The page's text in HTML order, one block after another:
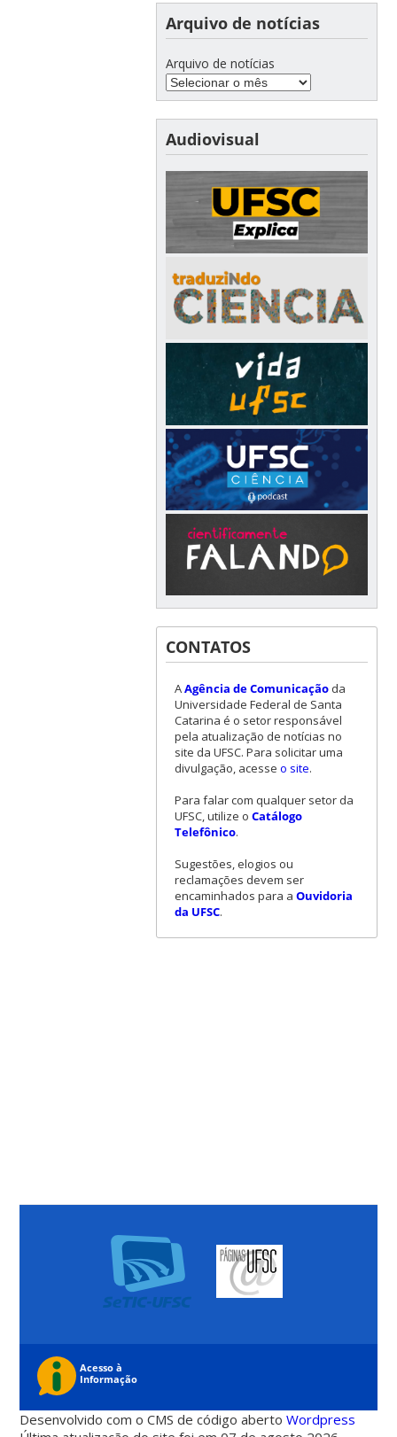
Arquivo de notícias
Arquivo de notícias
Audiovisual
CONTATOS
AAgência de Comunicaçãoda
Universidade Federal de Santa
Catarina é o setor responsável
pela atualização de notícias no
site da UFSC. Para solicitar uma
divulgação, acesse o site.
Para falar com qualquer setor da
UFSC, utilize o Catálogo
Telefônico.
Sugestões, elogios ou
reclamações devem ser
encaminhados para a Ouvidoria
da UFSC.
Desenvolvido com o CMS de código abertoWordpress